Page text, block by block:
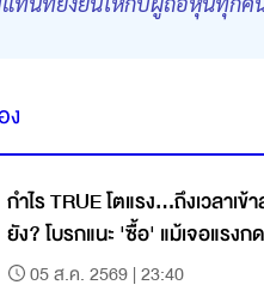
ง
กำไร TRUE โตแรง...ถึงเวลาเ
ยัง? โบรกแนะ 'ซื้อ' แม้เจอแรง
Mobile
05 ส.ค. 2569 | 23:40